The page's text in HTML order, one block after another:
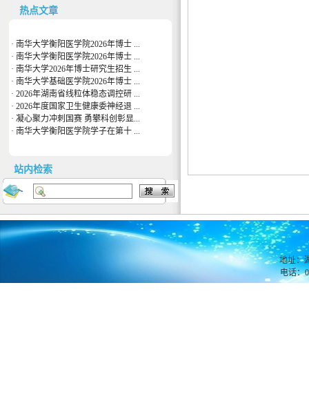
热点文章
· 南华大学衡阳医学院2026年博士 ...
· 南华大学衡阳医学院2026年博士 ...
· 南华大学2026年博士研究生招生 ...
· 南华大学基础医学院2026年博士 ...
· 2026年湖南省线粒体稳态调控研 ...
· 2026年度国家卫生健康委神经退 ...
· 凝心聚力冲刺国赛 勇攀科创彰显...
· 南华大学衡阳医学院学子在第十 ...
站内检索
地址：
电话：